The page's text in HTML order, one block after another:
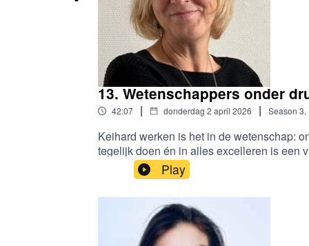
13. Wetenschappers onder
42:07 | donderdag 2 april 2026 | Season 3,
Keihard werken is het in de wetenschap:
tegelijk doen én in alles excelleren is een
communicatie en persoonlijke
dat niet anders?Interviewer: Marloes ten
Marloes: www.takethestage.nlLouise
creation Study of the Epistemic
Lottery before peer review is associated
Petropoulou Journal of Praxis in Higher
Play